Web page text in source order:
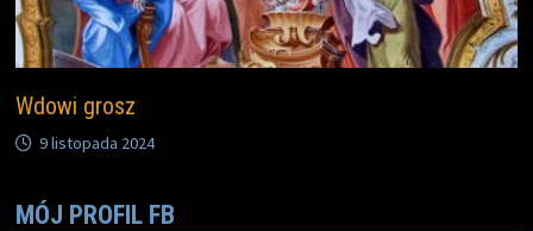
Wdowi grosz
9 listopada 2024
MÓJ PROFIL FB